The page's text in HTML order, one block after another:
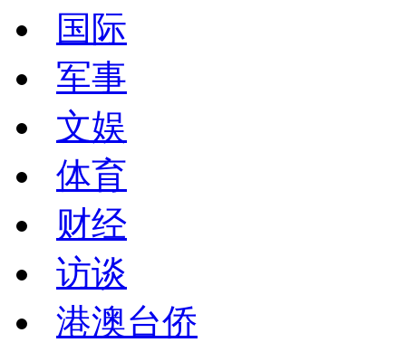
国际
军事
文娱
体育
财经
访谈
港澳台侨